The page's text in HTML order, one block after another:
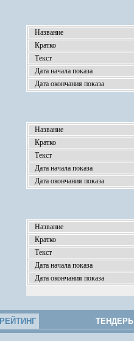
Название
Кратко
Текст
Дата начала показа
Дата окончания показа
Название
Кратко
Текст
Дата начала показа
Дата окончания показа
Название
Кратко
Текст
Дата начала показа
Дата окончания показа
РЕЙТИНГ ТЕНДЕРЫ